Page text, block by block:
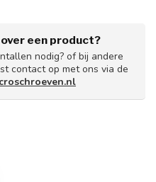
een product?
nodig? of bij andere
contact op met ons via de